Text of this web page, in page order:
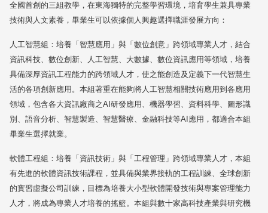
全國首創的三組教學，在東海獨特的完整學習環境，培育學生兼具專業
技術與人文素養，畢業生可以依據個人興趣選擇職涯發展方向：
人工智慧組：培養「智慧應用」與「數位創意」跨領域專業人才，結合
資訊科技、數位創新、人工智慧、大數據、數位資訊應用等領域，培養
具備深厚資訊工程能力的跨領域人才，使之能創造及定義下一代智慧生
活的各項創新應用。本組著重在能夠將人工智慧相關技術應用到各應用
領域，包含各大資訊廠商之AI研發應用、機器學習、資料科學、圖形識
別、語音分析、智慧製造、智慧醫療、金融科技等AI 應用，都適合本組
畢業生選擇就業。
軟體工程組：培養「資訊技術」與「工程管理」跨領域專業人才，本組
有先進的軟體資訊技術課程，並具備與業界接軌的工程訓練、全球創新
的實習虛擬公司訓練，目標為培養大小型軟體開發技術與專案管理能力
人才，將成為專業人才培養的搖籃。本組與數十家高科技產業與研究機